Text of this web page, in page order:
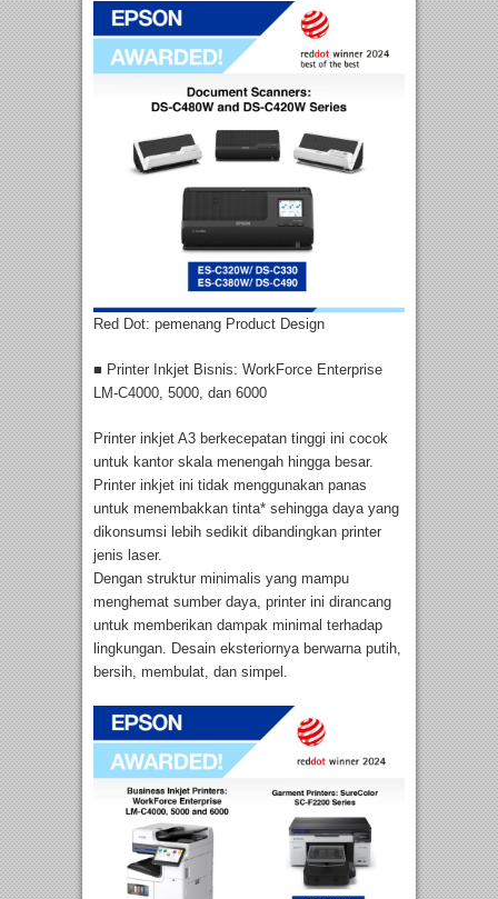
Red Dot: pemenang Product Design
■ Printer Inkjet Bisnis: WorkForce Enterprise
LM-C4000, 5000, dan 6000
Printer inkjet A3 berkecepatan tinggi ini cocok
untuk kantor skala menengah hingga besar.
Printer inkjet ini tidak menggunakan panas
untuk menembakkan tinta* sehingga daya yang
dikonsumsi lebih sedikit dibandingkan printer
jenis laser.
Dengan struktur minimalis yang mampu
menghemat sumber daya, printer ini dirancang
untuk memberikan dampak minimal terhadap
lingkungan. Desain eksteriornya berwarna putih,
bersih, membulat, dan simpel.